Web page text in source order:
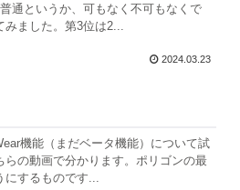
通というか、可もなく不可もなくで
みました。第3位は2...
2024.03.23
機能（まだベータ機能）について試
の動画で分かります。ポリゴンの最
にするものです...